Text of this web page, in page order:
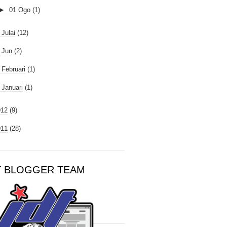
►01 Ogo (1)
Julai (12)
Jun (2)
Februari (1)
Januari (1)
(9)
(28)
BLOGGER TEAM